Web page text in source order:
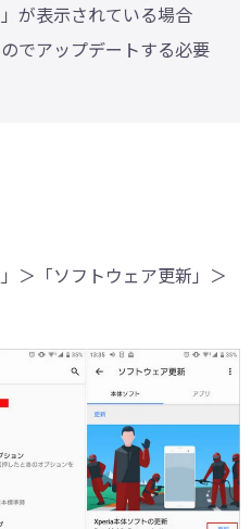
が表示されている場合
でアップデートする必要
＞「ソフトウェア更新」＞